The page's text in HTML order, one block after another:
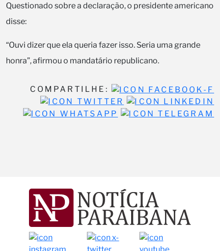
Questionado sobre a declaração, o presidente americano
disse:
“Ouvi dizer que ela queria fazer isso. Seria uma grande
honra”, afirmou o mandatário republicano.
COMPARTILHE: